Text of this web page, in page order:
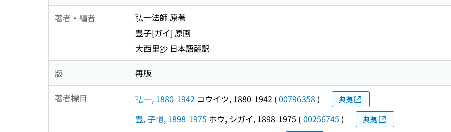
著者・編者
弘一法師 原著
豊子[ガイ] 原画
大西里沙 日本語翻訳
版 再版
著者標目 弘一, 1880-1942 コウイツ, 1880-1942 (00796358 ) 典拠
豊, 子愷, 1898-1975 ホウ, シガイ, 1898-1975 (00256745 ) 典拠